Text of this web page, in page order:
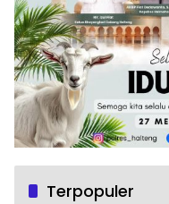
Terpopuler